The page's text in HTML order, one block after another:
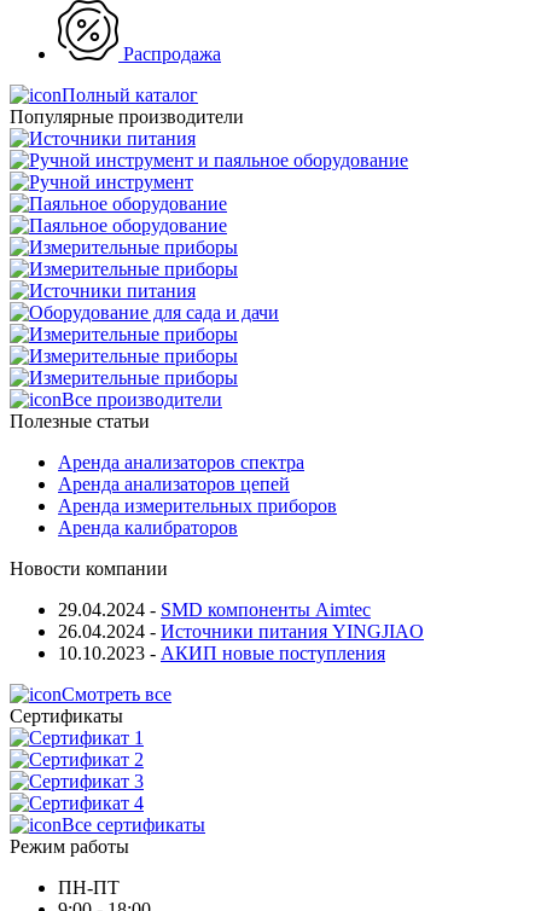
Распродажа
Полный каталог
Популярные производители
Все производители
Полезные статьи
Аренда анализаторов спектра
Аренда анализаторов цепей
Аренда измерительных приборов
Аренда калибраторов
Новости компании
29.04.2024 - SMD компоненты Aimtec
26.04.2024 - Источники питания YINGJIAO
10.10.2023 - АКИП новые поступления
Смотреть все
Сертификаты
Все сертификаты
Режим работы
ПН-ПТ